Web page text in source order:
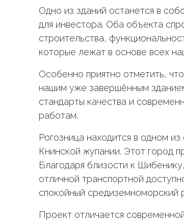
Одно из зданий останется в
для инвестора. Оба объекта
строительства,
которые лежат в основе всех
Особенно приятно отметить,
нашим уже завершённым
стандарты качества и
работам.
Рогозница находится в одном
Книнской жупании. Этот город
Благодаря близости к
отличной транспортной
спокойный средиземноморский
Проект отличается